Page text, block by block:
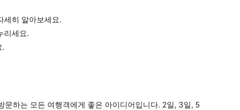
세히 알아보세요.
리세요.
.
하는 모든 여행객에게 좋은 아이디어입니다. 2일, 3일, 5